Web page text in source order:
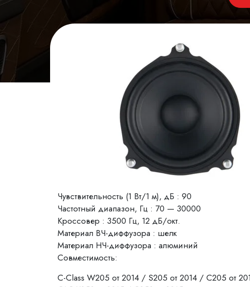
Чувствительность (1 Вт/1 м), дБ : 90
Частотный диапазон, Гц : 70 — 30000
Кроссовер : 3500 Гц, 12 дБ/окт.
Материал ВЧ-диффузора : шелк
Материал НЧ-диффузора : алюминий
Совместимость:
C-Class W205 от 2014 / S205 от 2014 / C205 от